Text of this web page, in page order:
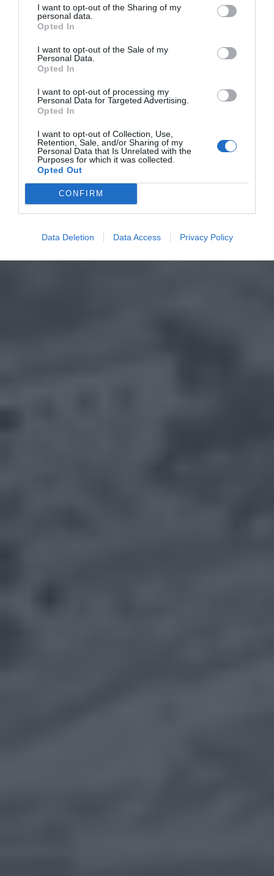
I want to opt-out of the Sharing of my
personal data.
Opted In
I want to opt-out of the Sale of my
Personal Data.
Opted In
I want to opt-out of processing my
Personal Data for Targeted Advertising.
Opted In
I want to opt-out of Collection, Use,
Retention, Sale, and/or Sharing of my
Personal Data that Is Unrelated with the
Purposes for which it was collected.
Opted Out
CONFIRM
Data Deletion Data Access Privacy Policy